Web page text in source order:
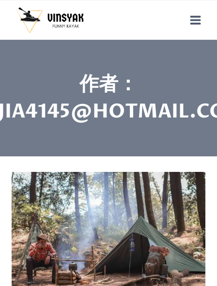
作者：